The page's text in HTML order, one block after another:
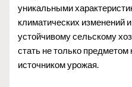
уникальными
климатических изменений
устойчивому сельскому
стать не только
источником урожая.